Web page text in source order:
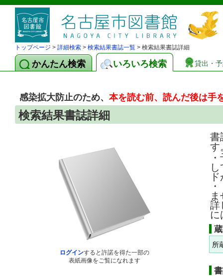
トップページ > 詳細検索 > 検索結果書誌一覧 > 検索結果書誌詳細
かんたん検索 いろいろ検索 貸出・
感染拡大防止のため、本を読む前、読んだ後は手
検索結果書誌詳細
ログインすると許諾を得た一部の
表紙画像をご覧になれます
書
す
詳
に
所